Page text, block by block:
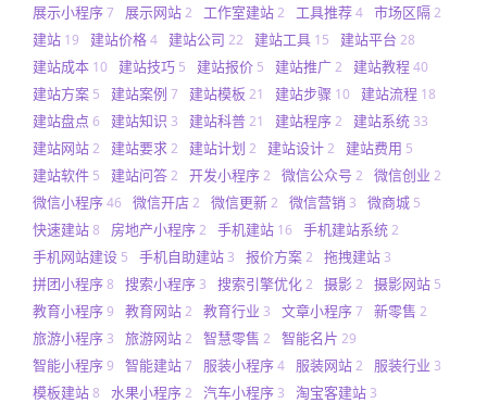
展示小程序7 展示网站2 工作室建站2 工具推荐4 市场区隔2
建站 19 建站价格4 建站公司 22 建站工具 15 建站平台 28
建站成本 10 建站技巧 5 建站报价 5 建站推广2 建站教程40
建站方案 5 建站案例 7 建站模板 21 建站步骤 10 建站流程 18
建站盘点 6 建站知识 3 建站科普21 建站程序2 建站系统 33
建站网站2 建站要求2 建站计划 2 建站设计2 建站费用 5
建站软件 5 建站问答2 开发小程序2 微信公众号 2 微信创业 2
微信小程序46 微信开店2 微信更新2 微信营销 3 微商城 5
快速建站8 房地产小程序2 手机建站 16 手机建站系统2
手机网站建设 5 手机自助建站 3 报价方案2 拖拽建站 3
拼团小程序8 搜索小程序 3 搜索引擎优化2 摄影2 摄影网站 5
教育小程序9 教育网站2 教育行业 3 文章小程序7 新零售 2
旅游小程序 3 旅游网站2 智慧零售 2 智能名片 29
智能小程序9 智能建站7 服装小程序4 服装网站2 服装行业 3
模板建站8 水果小程序2 汽车小程序 3 淘宝客建站 3